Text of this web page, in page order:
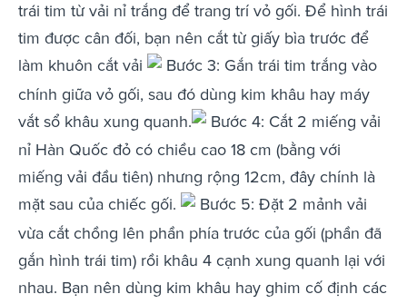
trái tim từ vải nỉ trắng để trang trí vỏ gối. Để hình trái
tim được cân đối, bạn nên cắt từ giấy bìa trước để
làm khuôn cắt vải
Bước 3: Gắn trái tim trắng vào
chính giữa vỏ gối, sau đó dùng kim khâu hay máy
vắt sổ khâu xung quanh.
Bước 4: Cắt 2 miếng vải
nỉ Hàn Quốc đỏ có chiều cao 18 cm (bằng với
miếng vải đầu tiên) nhưng rộng 12cm, đây chính là
mặt sau của chiếc gối.
Bước 5: Đặt 2 mảnh vải
vừa cắt chồng lên phần phía trước của gối (phần đã
gắn hình trái tim) rồi khâu 4 cạnh xung quanh lại với
nhau. Bạn nên dùng kim khâu hay ghim cố định các